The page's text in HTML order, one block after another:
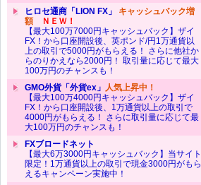
ヒロセ通商「LION FX」 キャッシュバック増
額ＮＥＷ！
【最大100万7000円キャッシュバック】ザイ
FX！から口座開設後、英ポンド/円1万通貨以
上の取引で5000円がもらえる！ さらに他社か
らのりかえなら2000円！ 取引量に応じて最大
100万円のチャンスも！
GMO外貨「外貨ex」 人気上昇中！
【最大100万4000円キャッシュバック】ザイ
FX！から口座開設後、1万通貨以上の取引で
4000円がもらえる！ さらに取引量に応じて最
大100万円のチャンスも！
FXブロードネット
【最大6万3000円キャッシュバック】当サイト
限定！1万通貨以上の取引で現金3000円がもら
えるキャンペーン実施中！